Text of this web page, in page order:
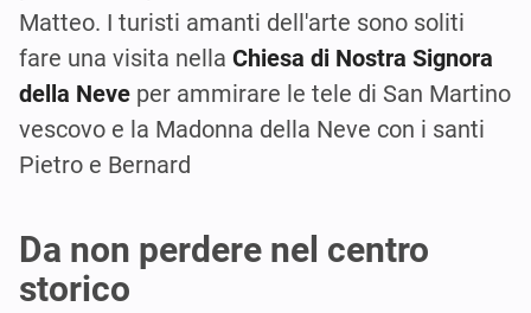
Matteo. I turisti amanti dell'arte sono soliti
fare una visita nella Chiesa di Nostra Signora
della Neve per ammirare le tele di San Martino
vescovo e la Madonna della Neve con i santi
Pietro e Bernard
Da non perdere nel centro
storico